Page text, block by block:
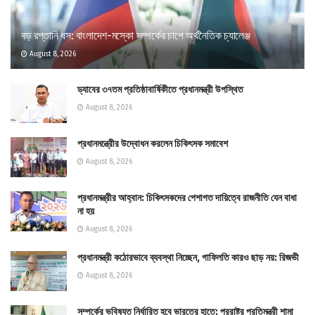
বড় রপ্তানি ধস: বাংলাদেশ-মস্কো সম্পর্কের চাপে অর্থনৈতিক চ্যালেঞ্জ
August 8, 2026
ড্যাবের ৩৭তম প্রতিষ্ঠাবার্ষিকীতে প্রধানমন্ত্রী উপস্থিত
August 8, 2026
প্রধানমন্ত্রীের উদ্বোধন করলেন চিকিৎসক সমাবেশ
August 8, 2026
প্রধানমন্ত্রীর আহ্বান: চিকিৎসকদের পেশাগত দায়িত্বে রাজনীতি যেন বাধা
না হয়
August 8, 2026
প্রধানমন্ত্রী কঠোরভাবে ব্যবস্থা নিচ্ছেন, গাফিলতি কারও ছাড় নয়: রিজভী
August 8, 2026
সম্পর্কের ভবিষ্যত নির্ধারিত হবে ভারতের হাতে: পররাষ্ট্র প্রতিমন্ত্রী শামা